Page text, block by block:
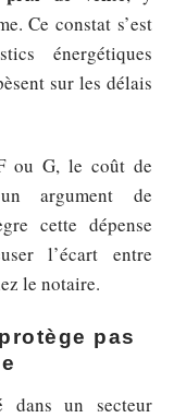
Ce constat s’est
énergétiques
sur les délais
ou G, le coût de
argument de
cette dépense
l’écart entre
le notaire.
pas
dans un secteur